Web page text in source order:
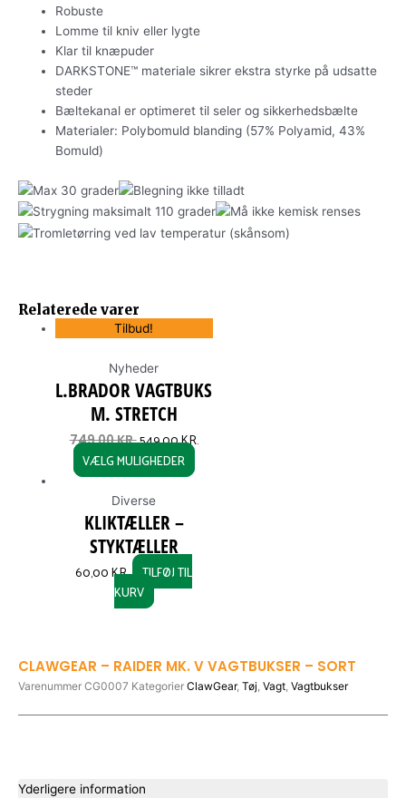
Robuste
Lomme til kniv eller lygte
Klar til knæpuder
DARKSTONE™ materiale sikrer ekstra styrke på udsatte
steder
Bæltekanal er optimeret til seler og sikkerhedsbælte
Materialer: Polybomuld blanding (57% Polyamid, 43%
Bomuld)
Relaterede varer
Tilbud!
Nyheder
L.BRADOR VAGTBUKS
M. STRETCH
749,00KR.
PRICE
WAS:
549,00KR.
VÆLG MULIGHEDER
The
be
chosen
Diverse
KLIKTÆLLER –
STYKTÆLLER
60,00KR.
TILFØJ TIL
KURV
CLAWGEAR – RAIDER MK. V VAGTBUKSER – SORT
Varenummer CG0007 Kategorier ClawGear, Tøj, Vagt, Vagtbukser
Yderligere information